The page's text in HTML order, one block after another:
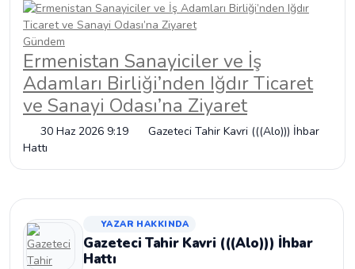
Gündem
Ermenistan Sanayiciler ve İş
Adamları Birliği’nden Iğdır Ticaret
ve Sanayi Odası’na Ziyaret
30 Haz 2026 9:19
Gazeteci Tahir Kavri (((Alo))) İhbar
Hattı
YAZAR HAKKINDA
Gazeteci Tahir Kavri (((Alo))) İhbar
Hattı